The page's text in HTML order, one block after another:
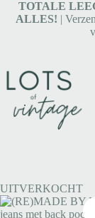
TOTALE
ALLES! |
UITVERKOCHT